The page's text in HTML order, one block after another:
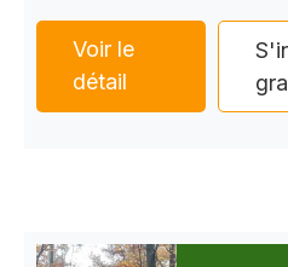
Voir le
détail